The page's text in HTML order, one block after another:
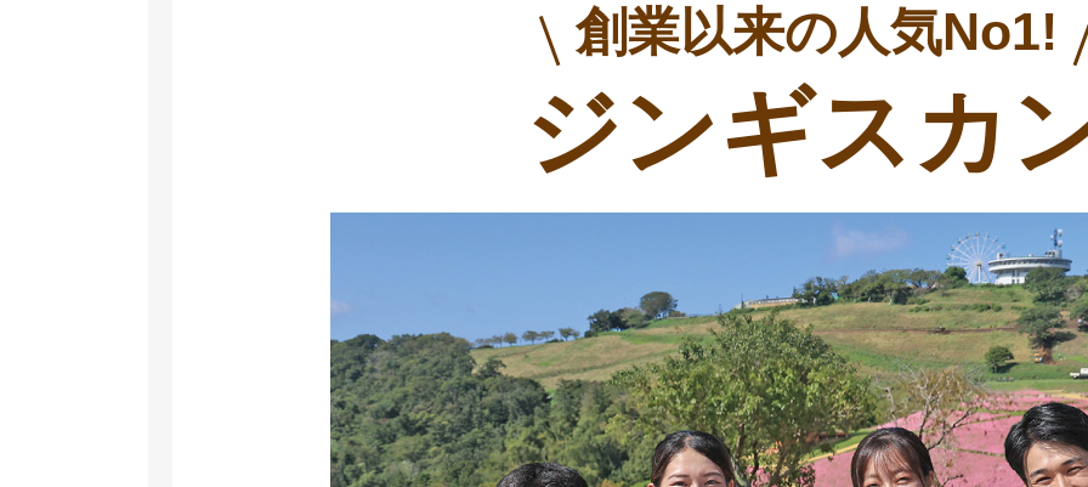
創業以来の人気No1!
ジンギスカ